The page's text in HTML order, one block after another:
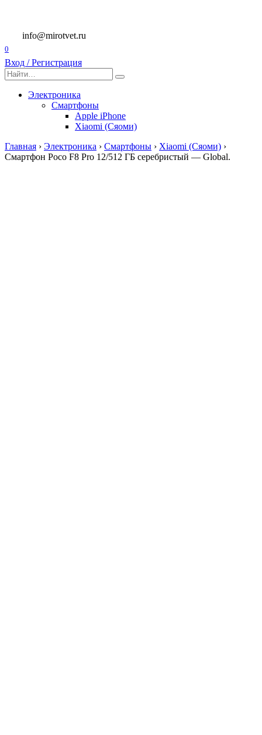
содержанию
info@mirotvet.ru
0
Вход / Регистрация
Search
for:
Электроника
Смартфоны
Apple iPhone
Xiaomi (Сяоми)
Главная › Электроника › Смартфоны › Xiaomi (Сяоми) ›
Смартфон Poco F8 Pro 12/512 ГБ серебристый — Global.